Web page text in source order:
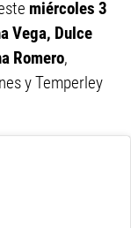
miércoles 3
Vega, Dulce
Romero,
y Temperley